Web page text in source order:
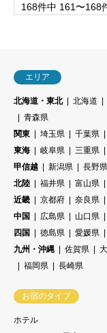
168件中 161〜168
エリア
北海道・東北 北海道
青森県
関東
埼玉県 千葉県
東海
岐阜県 三重県
甲信越
新潟県 長野県
北陸
福井県 富山県
近畿
京都府 奈良県
中国
広島県 山口県
四国
徳島県 愛媛県
九州・沖縄
佐賀県
福岡県
長崎県
お宿のタイプ
ホテル